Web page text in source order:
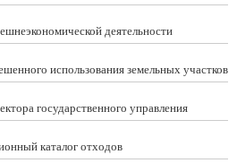
деятельности
использования земельных участков
государственного управления
каталог отходов